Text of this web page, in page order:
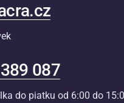
087
do piatku od 6:00 do